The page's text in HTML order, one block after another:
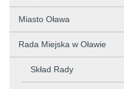
Miasto Oława
Rada Miejska w Oławie
Skład Rady